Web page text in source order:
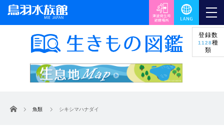
登録数
1128種
類
ホーム 魚類 シキシマハナダイ